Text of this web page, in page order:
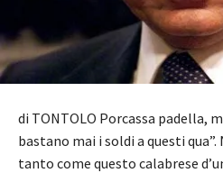
di TONTOLO Porcassa padella,
bastano mai i soldi a questi qua”.
tanto come questo calabrese